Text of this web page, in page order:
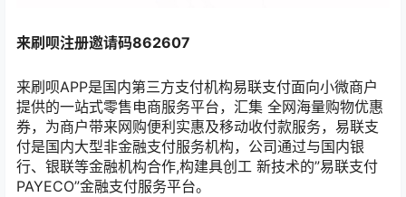
来刷呗注册邀请码862607
来刷呗APP是国内第三方支付机构易联支付面向小微商户
提供的一站式零售电商服务平台，汇集 全网海量购物优惠
券，为商户带来网购便利实惠及移动收付款服务，易联支
付是国内大型非金融支付服务机构，公司通过与国内银
行、银联等金融机构合作,构建具创工 新技术的”易联支付
PAYECO”金融支付服务平台。